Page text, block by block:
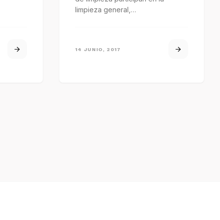
limpieza general,
14 JUNIO, 2017